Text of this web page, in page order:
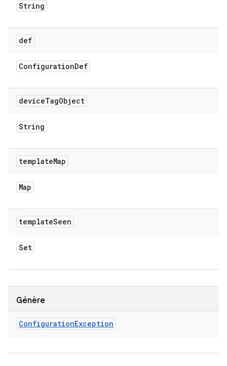
String
def
ConfigurationDef
deviceTagObject
String
templateMap
Map
templateSeen
Set
Génère
ConfigurationException